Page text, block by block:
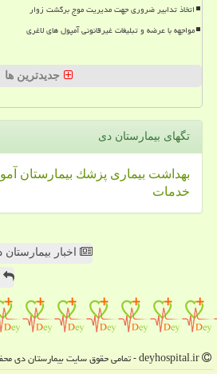
اتخاذ تدابیر ضروری جهت مدیریت موج برگشت زوار
مواجهه با عرضه و تبلیغات غیرقانونی آمپول های لاغری
جدیدترین ها
تگهای بیمارستان دی
بهداشت بیماری پزشك بیمارستان
خدمات
اخبار بیمارستان